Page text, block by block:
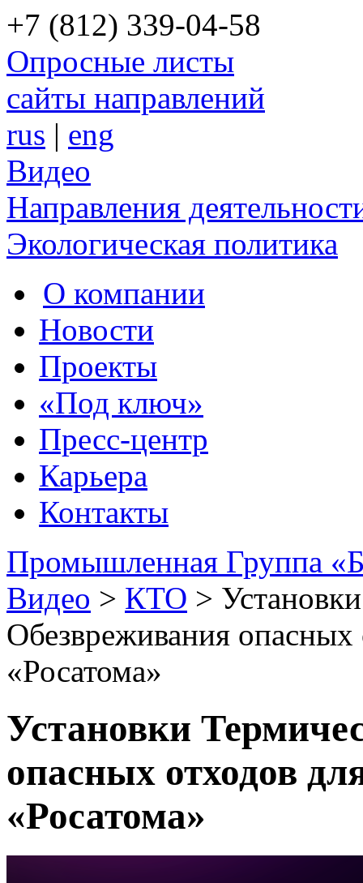
+7 (812) 339-04-58
Опросные листы
сайты направлений
rus | eng
Видео
Направления
Экологическая политика
О компании
Новости
Проекты
«Под ключ»
Пресс-центр
Карьера
Контакты
Промышленная Группа
Видео > КТО >
Обезвреживания опасных
«Росатома»
Установки
опасных отходов
«Росатома»